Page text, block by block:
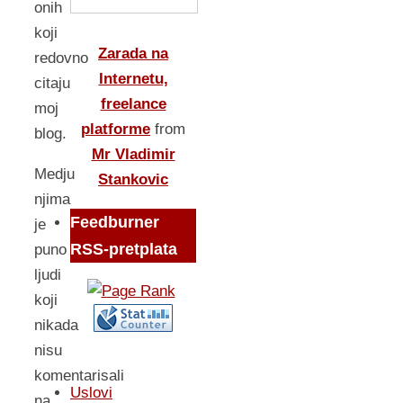
onih
koji
redovno
citaju
moj
blog.
Medju
njima
je
puno
ljudi
koji
nikada
nisu
komentarisali
Zarada na
Internetu,
freelance
platforme from
Mr Vladimir
Stankovic
Feedburner
RSS-pretplata
Uslovi